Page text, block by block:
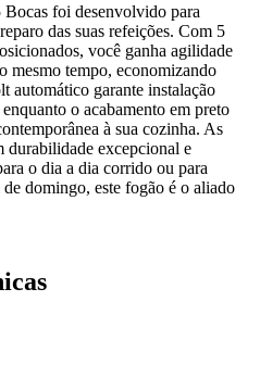
foi desenvolvido para
das suas refeições. Com 5
você ganha agilidade
mesmo tempo, economizando
automático garante instalação
o acabamento em preto
à sua cozinha. As
durabilidade excepcional e
o dia a dia corrido ou para
domingo, este fogão é o aliado